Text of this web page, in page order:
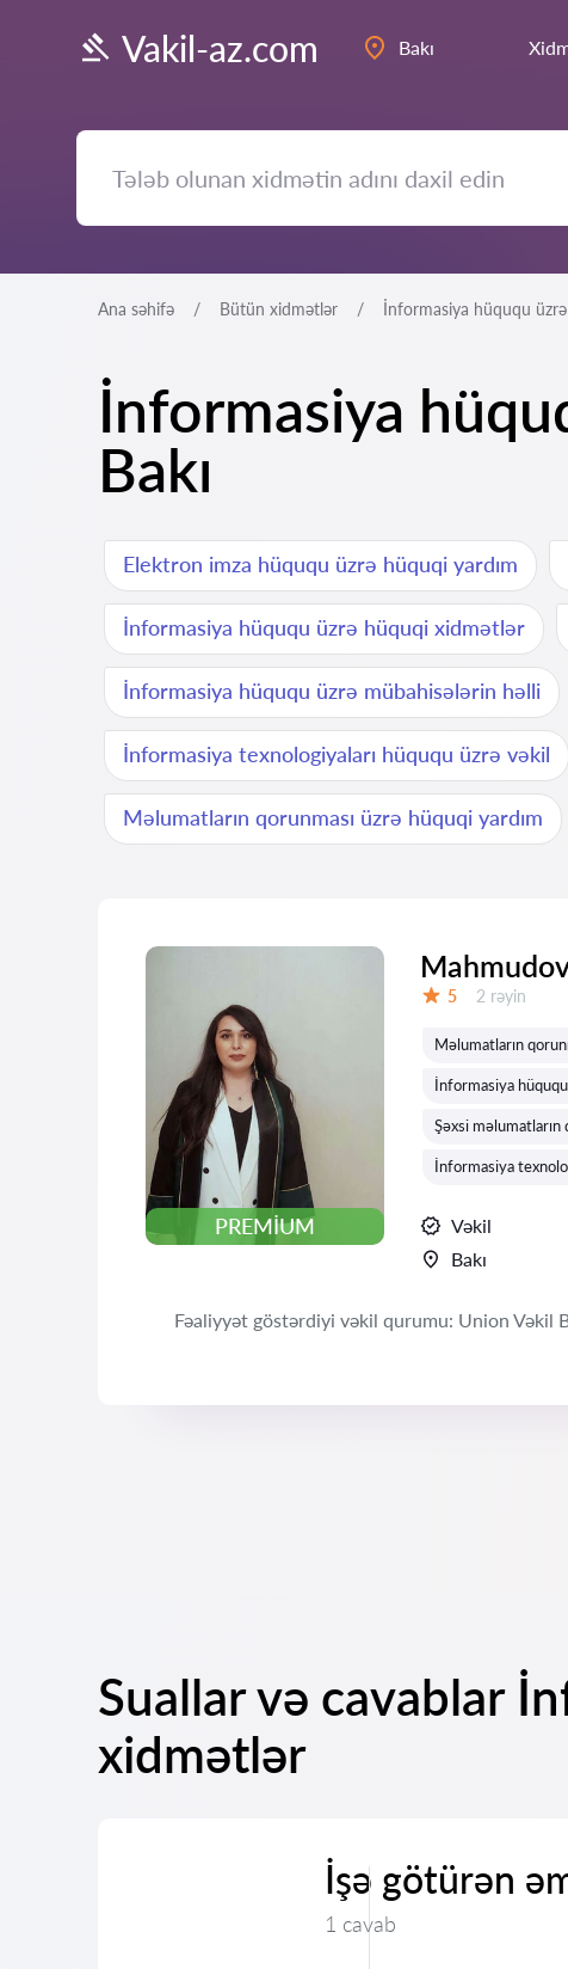
Vakil-az.com Bakı
Ana səhifə Bütün xidmətlər İnformasiya hüququ
İnformasiya
Bakı
Elektron imza hüququ üzrə hüquqi yardım
İnformasiya hüququ üzrə hüquqi xidmətlər
İnformasiya hüququ üzrə mübahisələrin həlli
İnformasiya texnologiyaları hüququ üzrə vəkil
Məlumatların qorunması üzrə hüquqi yardım
PREMIUM
5 Rəylər:
2 rəyin
Məlumatların
İnformasiya
Şəxsi məlumatların
İnformasiya
Vəkil
Bakı
Fəaliyyət göstərdiyi vəkil qurumu: Union
Suallar və cavablar
xidmətlər
İşə götürən
1 cavab